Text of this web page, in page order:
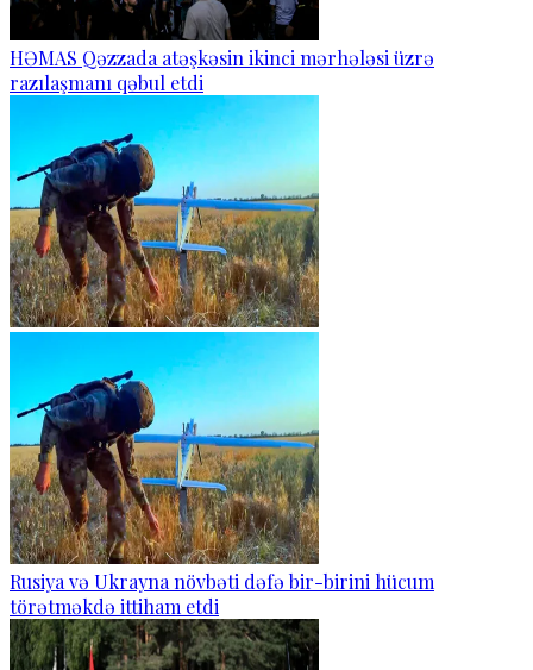
HƏMAS Qəzzada atəşkəsin ikinci mərhələsi üzrə
razılaşmanı qəbul etdi
Rusiya və Ukrayna növbəti dəfə bir-birini hücum
törətməkdə ittiham etdi